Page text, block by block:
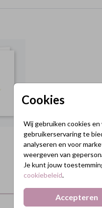
Cookies
Wij gebruiken cookies
gebruikerservaring te
analyseren en voor
weergeven van
Je kunt jouw
cookiebeleid.
Accepteren